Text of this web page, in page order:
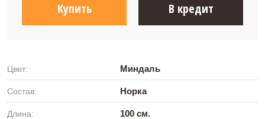
Купить В кредит
Цвет: Миндаль
Состав: Норка
Длина: 100 см.